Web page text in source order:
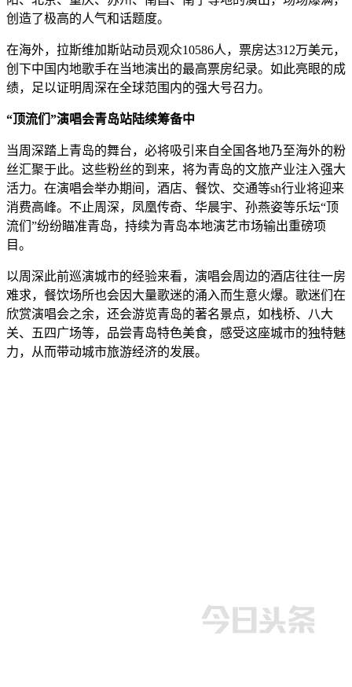
创造了极高的人气和话题度。
在海外，拉斯维加斯站动员观众10586人，票房达312万美元，
创下中国内地歌手在当地演出的最高票房纪录。如此亮眼的成
绩，足以证明周深在全球范围内的强大号召力。
“顶流们”演唱会青岛站陆续筹备中
当周深踏上青岛的舞台，必将吸引来自全国各地乃至海外的粉
丝汇聚于此。这些粉丝的到来，将为青岛的文旅产业注入强大
活力。在演唱会举办期间，酒店、餐饮、交通等sh行业将迎来
消费高峰。不止周深，凤凰传奇、华晨宇、孙燕姿等乐坛“顶
流们”纷纷瞄准青岛，持续为青岛本地演艺市场输出重磅项
目。
以周深此前巡演城市的经验来看，演唱会周边的酒店往往一房
难求，餐饮场所也会因大量歌迷的涌入而生意火爆。歌迷们在
欣赏演唱会之余，还会游览青岛的著名景点，如栈桥、八大
关、五四广场等，品尝青岛特色美食，感受这座城市的独特魅
力，从而带动城市旅游经济的发展。